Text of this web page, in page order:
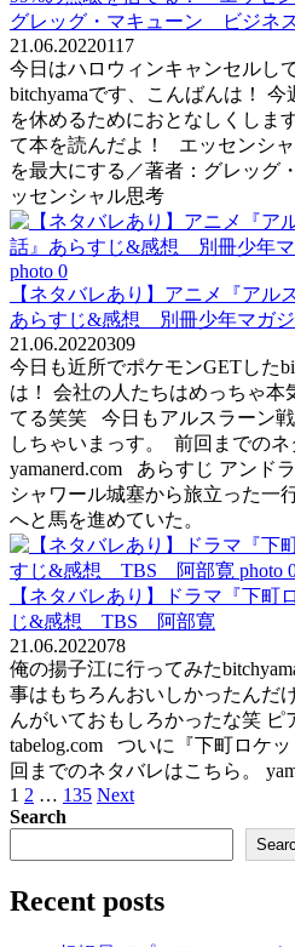
グレッグ・マキューン ビジネ
21.06.20220117
今日はハロウィンキャンセルし
bitchyamaです、こんばんは！
を休めるためにおとなしくし
て本を読んだよ！ エッセンシ
を最大にする／著者：グレッグ
ッセンシャル思考
【ネタバレあり】アニメ『アル
あらすじ&感想 別冊少年マガ
21.06.20220309
今日も近所でポケモンGETした
は！ 会社の人たちはめっちゃ本
てる笑笑 今日もアルスラーン
しちゃいまっす。 前回までのネ
yamanerd.com あらすじ アンド
シャワール城塞から旅立った一
へと馬を進めていた。
【ネタバレあり】ドラマ『下町
じ&感想 TBS 阿部寛
21.06.2022078
俺の揚子江に行ってみた
事はもちろんおいしかったんだ
んがいておもしろかったな笑 ピ
tabelog.com ついに『下町ロケ
回までのネタバレはこちら。
Posts
pagination
1 2 … 135 Next
Search
Recent posts